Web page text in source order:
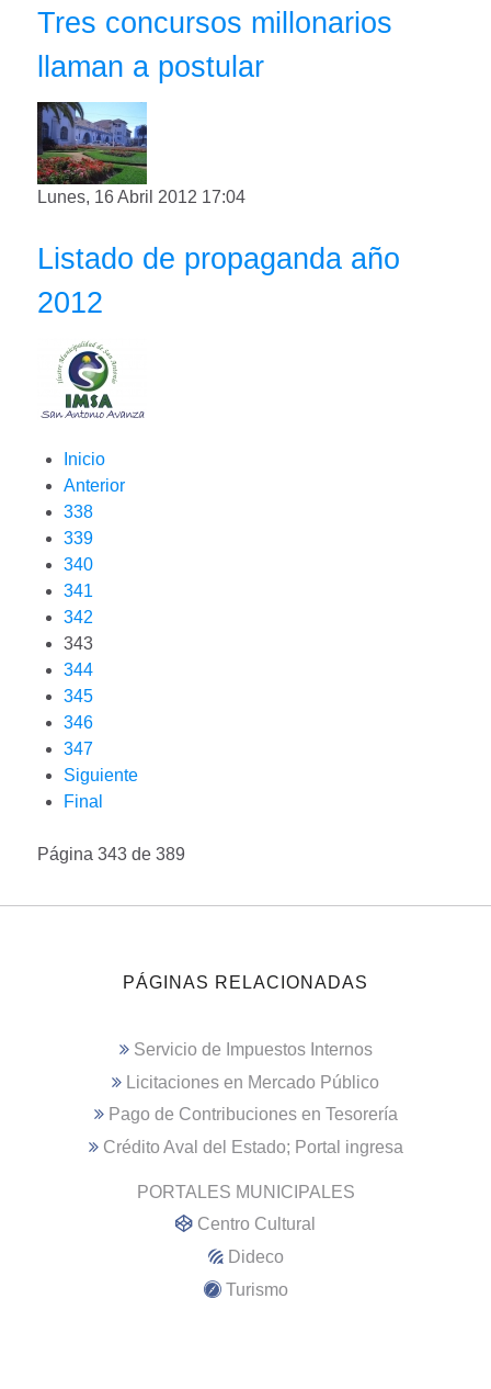
Tres concursos millonarios
llaman a postular
Lunes, 16 Abril 2012 17:04
Listado de propaganda año
2012
Inicio
Anterior
338
339
340
341
342
343
344
345
346
347
Siguiente
Final
Página 343 de 389
PÁGINAS RELACIONADAS
Servicio de Impuestos Internos
Licitaciones en Mercado Público
Pago de Contribuciones en Tesorería
Crédito Aval del Estado; Portal ingresa
PORTALES MUNICIPALES
Centro Cultural
Dideco
Turismo